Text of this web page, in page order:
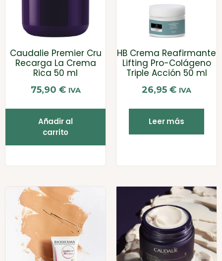
Caudalie Premier Cru
Recarga La Crema
Rica 50 ml
75,90 € IVA
Añadir al
carrito
HB Crema Reafirmante
Lifting Pro-Colágeno
Triple Acción 50 ml
26,95 € IVA
Leer más